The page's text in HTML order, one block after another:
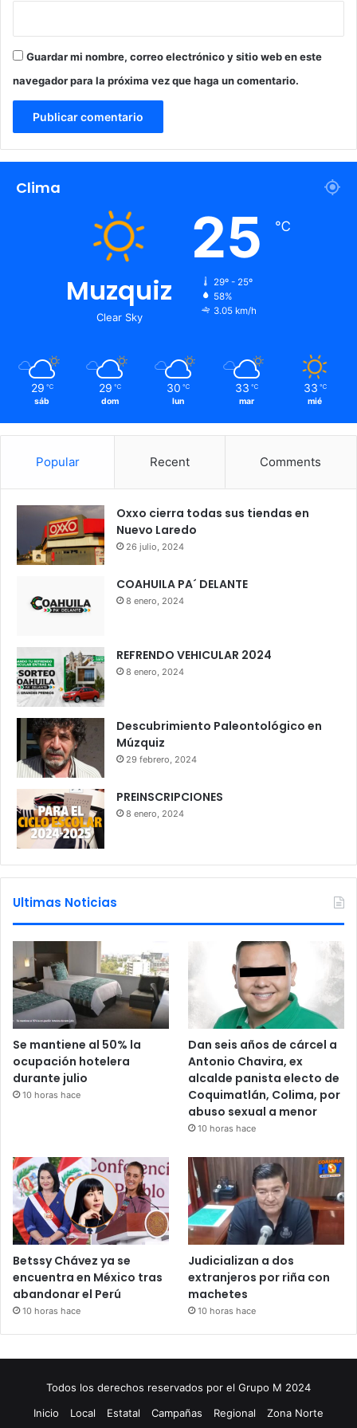
Guardar mi nombre, correo electrónico y sitio web en este
navegador para la próxima vez que haga un comentario.
Clima
Muzquiz
Clear Sky
25 ℃
29º - 25º
58%
3.05 km/h
29 ℃
sáb
29 ℃
dom
30 ℃
lun
33 ℃
mar
33 ℃
mié
Popular Recent Comments
Oxxo cierra todas sus tiendas en
Nuevo Laredo
26 julio, 2024
COAHUILA PA´ DELANTE
8 enero, 2024
REFRENDO VEHICULAR 2024
8 enero, 2024
Descubrimiento Paleontológico en
Múzquiz
29 febrero, 2024
PREINSCRIPCIONES
8 enero, 2024
Ultimas Noticias
Se mantiene al 50% la
ocupación hotelera
durante julio
10 horas hace
Dan seis años de cárcel a
Antonio Chavira, ex
alcalde panista electo de
Coquimatlán, Colima, por
abuso sexual a menor
10 horas hace
Betssy Chávez ya se
encuentra en México tras
abandonar el Perú
10 horas hace
Judicializan a dos
extranjeros por riña con
machetes
10 horas hace
Todos los derechos reservados por el Grupo M 2024
Inicio
Local Estatal Campañas Regional Zona Norte